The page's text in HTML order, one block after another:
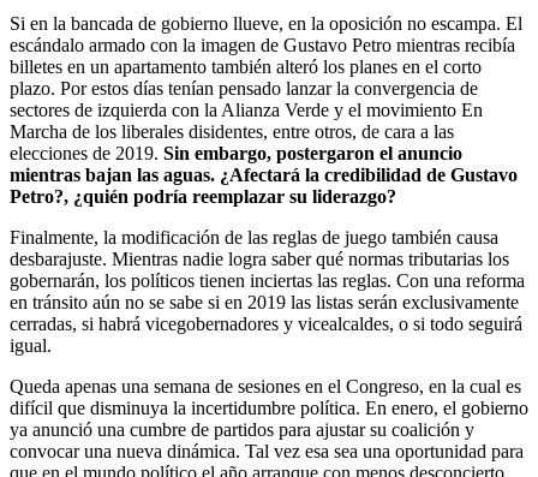
Si en la bancada de gobierno llueve, en la oposición no escampa. El
escándalo armado con la imagen de Gustavo Petro mientras recibía
billetes en un apartamento también alteró los planes en el corto
plazo. Por estos días tenían pensado lanzar la convergencia de
sectores de izquierda con la Alianza Verde y el movimiento En
Marcha de los liberales disidentes, entre otros, de cara a las
elecciones de 2019. Sin embargo, postergaron el anuncio
mientras bajan las aguas. ¿Afectará la credibilidad de Gustavo
Petro?, ¿quién podría reemplazar su liderazgo?
Finalmente, la modificación de las reglas de juego también causa
desbarajuste. Mientras nadie logra saber qué normas tributarias los
gobernarán, los políticos tienen inciertas las reglas. Con una reforma
en tránsito aún no se sabe si en 2019 las listas serán exclusivamente
cerradas, si habrá vicegobernadores y vicealcaldes, o si todo seguirá
igual.
Queda apenas una semana de sesiones en el Congreso, en la cual es
difícil que disminuya la incertidumbre política. En enero, el gobierno
ya anunció una cumbre de partidos para ajustar su coalición y
convocar una nueva dinámica. Tal vez esa sea una oportunidad para
que en el mundo político el año arranque con menos desconcierto.